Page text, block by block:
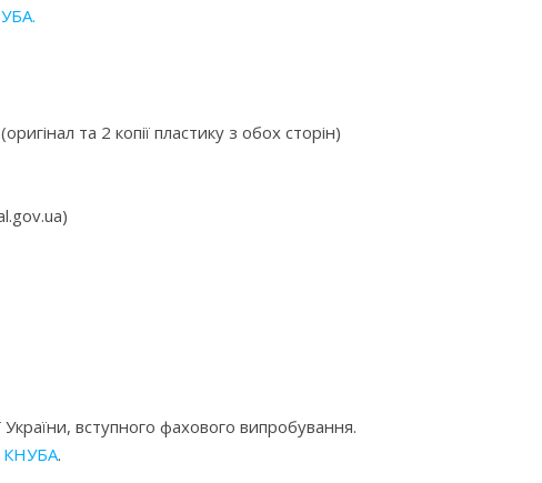
та 2 копії пластику з обох сторін)
вступного фахового випробування.
КНУБА.